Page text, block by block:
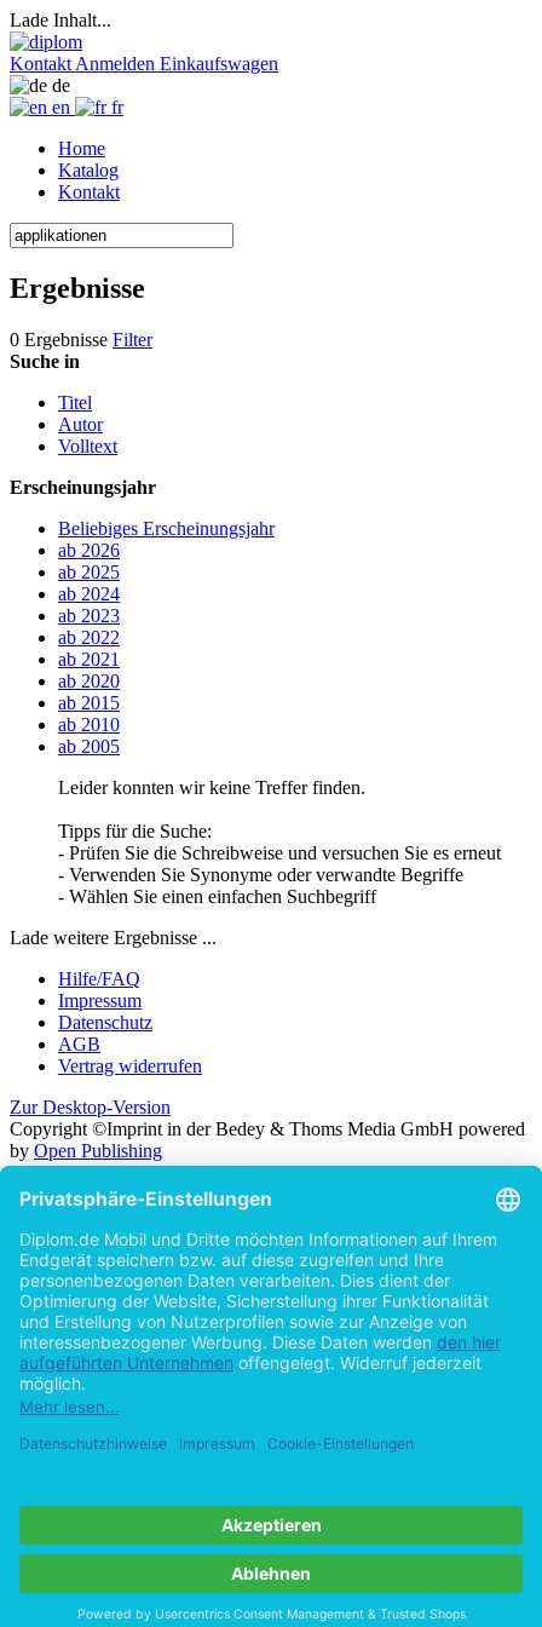
Lade Inhalt...
Kontakt Anmelden Einkaufswagen
de
en
fr
Home
Katalog
Kontakt
Ergebnisse
0 Ergebnisse Filter
Suche in
Titel
Autor
Volltext
Erscheinungsjahr
Beliebiges Erscheinungsjahr
ab 2026
ab 2025
ab 2024
ab 2023
ab 2022
ab 2021
ab 2020
ab 2015
ab 2010
ab 2005
Leider konnten wir keine Treffer finden.
Tipps für die Suche:
- Prüfen Sie die Schreibweise und versuchen Sie es erneut
- Verwenden Sie Synonyme oder verwandte Begriffe
- Wählen Sie einen einfachen Suchbegriff
Lade weitere Ergebnisse ...
Hilfe/FAQ
Impressum
Datenschutz
AGB
Vertrag widerrufen
Zur Desktop-Version
Copyright ©Imprint in der Bedey & Thoms Media GmbH powered
by Open Publishing
Zurück
Suche in
Titel
Autor
Volltext
Erscheinungsjahr
Beliebiges Erscheinungsjahr
ab 2026
ab 2025
ab 2023
ab 2010
Cookie-Einstellungen